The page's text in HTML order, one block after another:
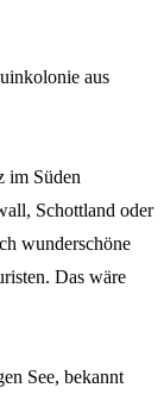
aus
im Süden
Schottland oder
wunderschöne
Das wäre
See, bekannt